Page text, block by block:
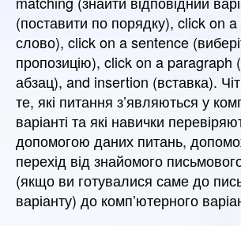
(поставити по порядку), click on a
слово), click on a sentence
пропозицію), click on a paragraph
абзац), and insertion (вставка).
те, які питання з’являються у
варіанті та які навички
допомогою даних питань,
перехід від знайомого
(якщо ви готувалися саме до
варіанту) до комп’ютерного